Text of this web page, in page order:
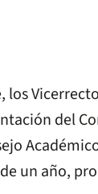
los
del
un año,